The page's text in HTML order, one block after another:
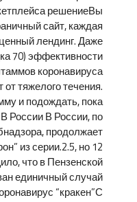
решениеВы
сайт, каждая
лендинг. Даже
70) эффективности
коронавируса
тяжелого течения.
и подождать, пока
России В России, по
продолжает
из серии.2.5, но 12
что в Пензенской
единичный случай
“кракен”С